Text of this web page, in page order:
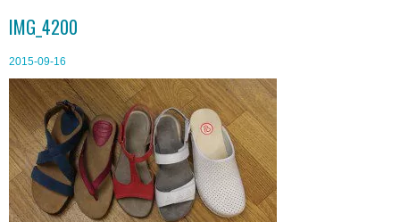
IMG_4200
2015-09-16